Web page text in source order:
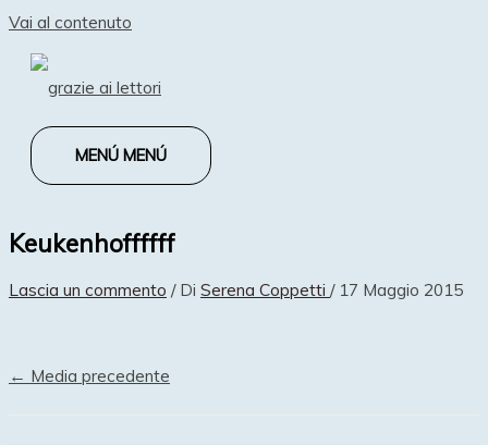
Vai al contenuto
MENÚ MENÚ
Keukenhoffffff
Lascia un commento / Di Serena Coppetti / 17 Maggio 2015
← Media precedente